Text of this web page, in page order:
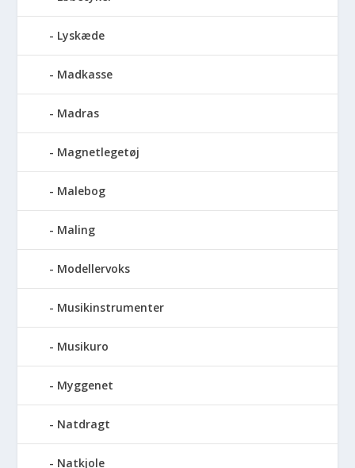
Lyskæde
Madkasse
Madras
Magnetlegetøj
Malebog
Maling
Modellervoks
Musikinstrumenter
Musikuro
Myggenet
Natdragt
Natkjole